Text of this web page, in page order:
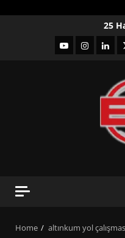
25
YouTubeInstagram
Home altınkum yol